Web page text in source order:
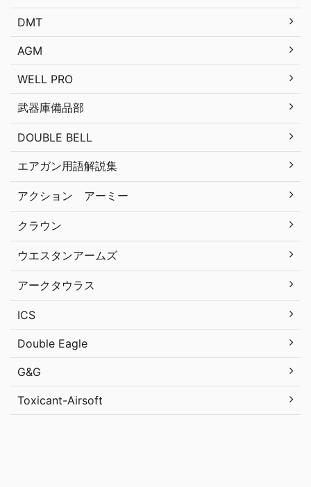
DMT
AGM
WELL PRO
武器庫備品部
DOUBLE BELL
エアガン用語解説集
アクション アーミー
クラウン
ウエスタンアームズ
アークタウラス
ICS
Double Eagle
G&G
Toxicant-Airsoft